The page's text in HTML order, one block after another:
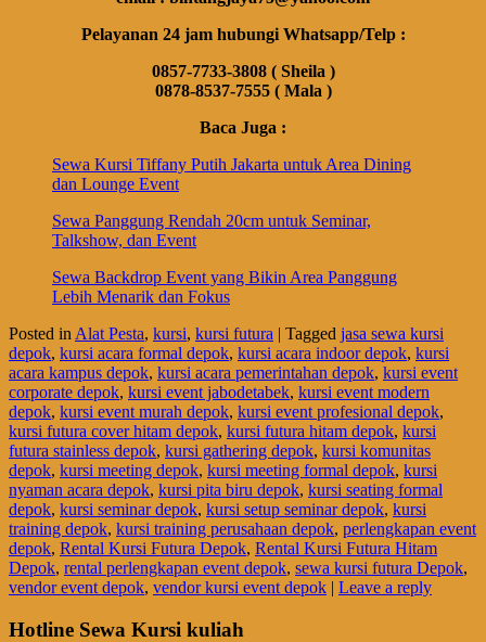
Pelayanan 24 jam hubungi Whatsapp/Telp :
0857-7733-3808 ( Sheila )
0878-8537-7555 ( Mala )
Baca Juga :
Sewa Kursi Tiffany Putih Jakarta untuk Area Dining
dan Lounge Event
Sewa Panggung Rendah 20cm untuk Seminar,
Talkshow, dan Event
Sewa Backdrop Event yang Bikin Area Panggung
Lebih Menarik dan Fokus
Posted in Alat Pesta, kursi, kursi futura | Tagged jasa sewa kursi
depok, kursi acara formal depok, kursi acara indoor depok, kursi
acara kampus depok, kursi acara pemerintahan depok, kursi event
corporate depok, kursi event jabodetabek, kursi event modern
depok, kursi event murah depok, kursi event profesional depok,
kursi futura cover hitam depok, kursi futura hitam depok, kursi
futura stainless depok, kursi gathering depok, kursi komunitas
depok, kursi meeting depok, kursi meeting formal depok, kursi
nyaman acara depok, kursi pita biru depok, kursi seating formal
depok, kursi seminar depok, kursi setup seminar depok, kursi
training depok, kursi training perusahaan depok, perlengkapan event
depok, Rental Kursi Futura Depok, Rental Kursi Futura Hitam
Depok, rental perlengkapan event depok, sewa kursi futura Depok,
vendor event depok, vendor kursi event depok | Leave a reply
Hotline Sewa Kursi kuliah